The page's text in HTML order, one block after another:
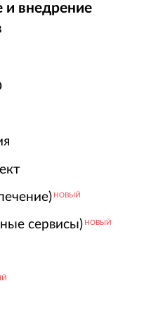
и внедрение
НОВЫЙ
сервисы) НОВЫЙ